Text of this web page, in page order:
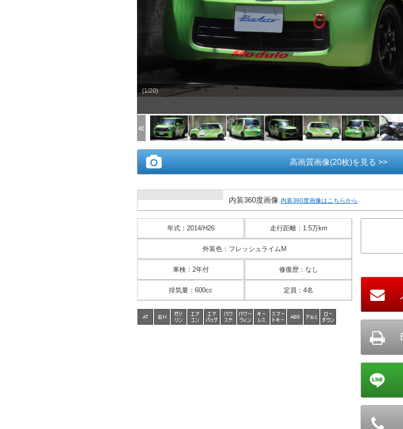
(1/20)
高画質画像(20枚)を見る >>
内装360度画像 内装360度画像はこちらから
年式： 2014/H26 走行距離： 1.5万km
外装色 ： フレッシュライムM
車検 ： 2年付 修復歴： なし
排気量 ： 600cc 定員 ： 4名